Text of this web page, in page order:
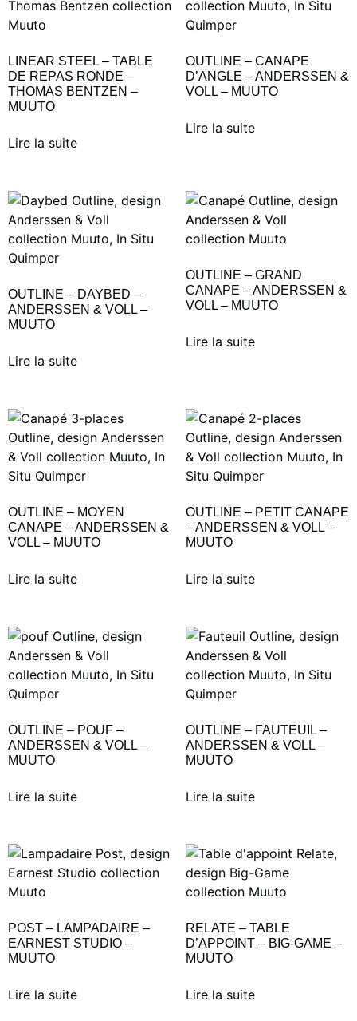
LINEAR STEEL – TABLE
DE REPAS RONDE –
THOMAS BENTZEN –
MUUTO
Lire la suite
OUTLINE – CANAPE
D’ANGLE – ANDERSSEN &
VOLL – MUUTO
Lire la suite
OUTLINE – DAYBED –
ANDERSSEN & VOLL –
MUUTO
Lire la suite
OUTLINE – GRAND
CANAPE – ANDERSSEN &
VOLL – MUUTO
Lire la suite
OUTLINE – MOYEN
CANAPE – ANDERSSEN &
VOLL – MUUTO
Lire la suite
OUTLINE – PETIT CANAPE
– ANDERSSEN & VOLL –
MUUTO
Lire la suite
OUTLINE – POUF –
ANDERSSEN & VOLL –
MUUTO
Lire la suite
OUTLINE – FAUTEUIL –
ANDERSSEN & VOLL –
MUUTO
Lire la suite
POST – LAMPADAIRE –
EARNEST STUDIO –
MUUTO
Lire la suite
RELATE – TABLE
D’APPOINT – BIG-GAME –
MUUTO
Lire la suite